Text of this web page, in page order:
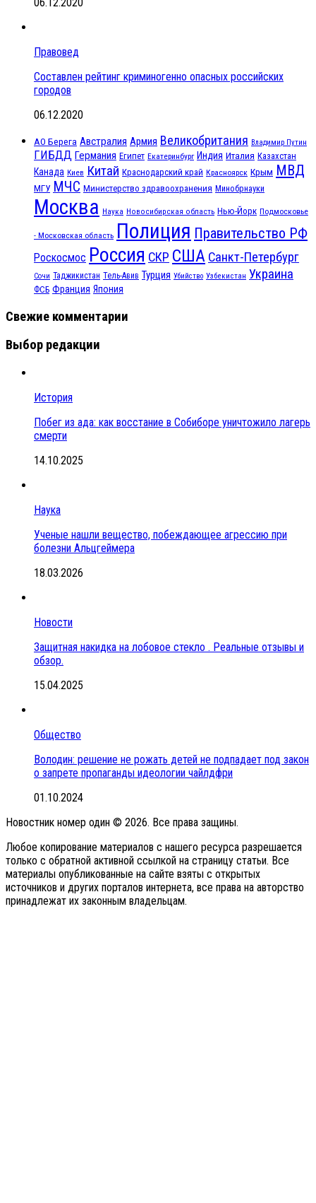
Правовед
Составлен рейтинг криминогенно опасных российских
городов
06.12.2020
АО Берега Австралия Армия Великобритания Владимир Путин
ГИБДД Германия Египет Екатеринбург Индия Италия Казахстан
Канада Киев Китай Краснодарский край Красноярск Крым МВД
МГУ МЧС Министерство здравоохранения Минобрнауки
Москва Наука Новосибирская область Нью-Йорк Подмосковье
- Московская область Полиция Правительство РФ
Роскосмос Россия СКР США Санкт-Петербург
Сочи Таджикистан Тель-Авив Турция Убийство Узбекистан Украина
ФСБ Франция Япония
Свежие комментарии
Выбор редакции
История
Побег из ада: как восстание в Собиборе уничтожило лагерь
смерти
14.10.2025
Наука
Ученые нашли вещество, побеждающее агрессию при
болезни Альцгеймера
18.03.2026
Новости
Защитная накидка на лобовое стекло . Реальные отзывы и
обзор.
15.04.2025
Общество
Володин: решение не рожать детей не подпадает под закон
о запрете пропаганды идеологии чайлдфри
01.10.2024
Новостник номер один © 2026. Все права защины.
Любое копирование материалов с нашего ресурса разрешается
только с обратной активной ссылкой на страницу статьи. Все
материалы опубликованные на сайте взяты с открытых
источников и других порталов интернета, все права на авторство
принадлежат их законным владельцам.